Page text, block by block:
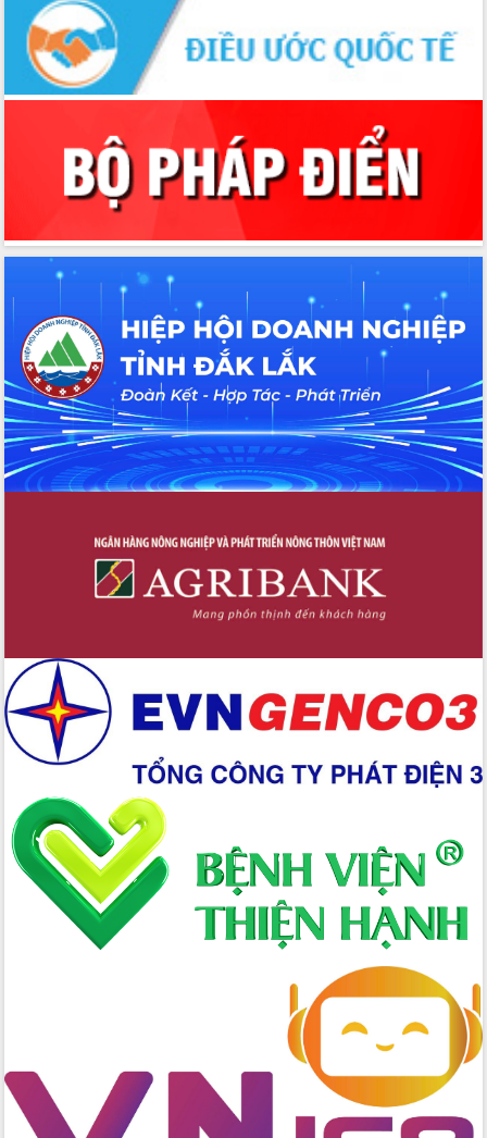
Quyết liệt tháo gỡ vướng mắc, đẩy
nhanh tiến độ các dự án trọng điểm
trong Khu kinh tế Nam Phú Yên
Hòn Yến phát triển du lịch gắn với bảo
tồn biển
Lấy ý kiến điều chỉnh Quy hoạch tỉnh
Đắk Lắk thời kỳ 2021-2030, tầm nhìn
đến năm 2050
Phát động chiến dịch 30 ngày đêm
ven biển
Đắk Lắk nỗ lực thúc đẩy tăng trưởng
kinh tế từ 10% trở lên trong Quý
II/2026
Đắk Lắk ký kết thỏa thuận hợp tác về
chuyển đổi số giai đoạn 2026 – 2030
với Tập đoàn Bưu chính Viễn thông
Việt Nam
Thứ trưởng Bộ Y tế làm việc với tỉnh
Đắk Lắk về phát triển nhân lực y tế
cho trạm y tế cấp xã
liệu và Bản đồ số
Tập huấn ứng dụng trí tuệ nhân tạo (AI)
trong thương mại điện tử năm 2026
Đoàn đại biểu Quốc hội tỉnh Đắk Lắk
nhất, Quốc hội khóa XVI
Quyết liệt cải cách hành chính, khơi
thông nguồn lực phát triển
Nâng cao hiệu lực, hiệu quả HĐND
tỉnh thông qua hiện đại hóa hành chính
Xã Ea Phê gắn cải cách hành chính với
chuyển đổi số
Phó Chủ tịch Thường trực UBND tỉnh
Hồ Thị Nguyên Thảo làm việc tại Trung
tâm Phục vụ hành chính công xã Ea
Xây dựng nền hành chính số đồng
nghiệp Đắk Lắk tăng trưởng bứt phá
Triển khai đồng bộ đo đạc, lập hồ sơ
địa chính, hoàn thiện cơ sở dữ liệu đất